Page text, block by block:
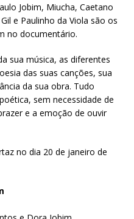
Jobim, Miucha, Caetano
e Paulinho da Viola são os
no documentário.
sua música, as diferentes
das suas canções, sua
da sua obra. Tudo
sem necessidade de
e a emoção de ouvir
no dia 20 de janeiro de